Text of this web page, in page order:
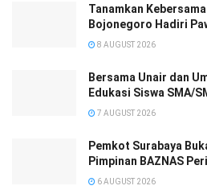
Tanamkan
Bojonegoro Hadiri
8 AUGUST 2026
Bersama Unair dan
Edukasi Siswa SMA/
7 AUGUST 2026
Pemkot Surabaya
Pimpinan BAZNAS
6 AUGUST 2026